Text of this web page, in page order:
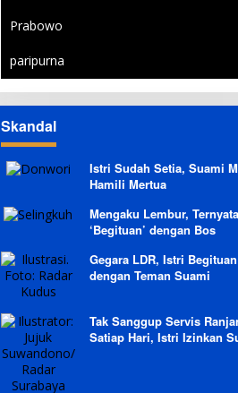
Prabowo
paripurna
Skandal
Istri Sudah Setia, Suami
Hamili Mertua
Mengaku Lembur, Ternyata
‘Begituan’ dengan Bos
Gegara LDR, Istri Begituan
dengan Teman Suami
Tak Sanggup Servis
Satiap Hari, Istri Izinkan